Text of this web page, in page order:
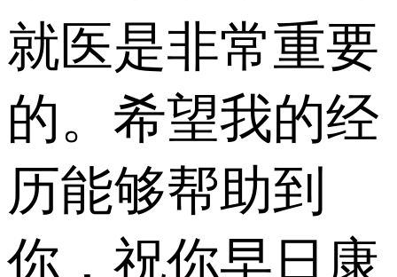
就医是非常重要
的。希望我的经
历能够帮助到
你，祝你早日康